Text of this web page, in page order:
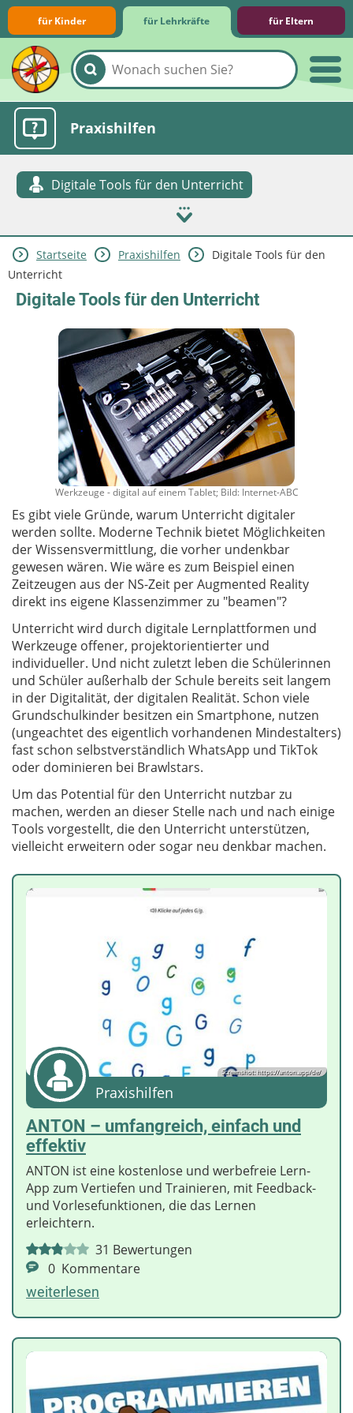
für Kinder für Lehrkräfte für Eltern
Lernmodule
Unterrichts­materialien
Internet-ABC-Schule
Praxishilfen
Digitale Tools für den Unterricht
Aktuelles
Startseite Praxishilfen
Digitale Tools für den
Unterricht
Digitale Tools für den Unterricht
Werkzeuge - digital auf einem Tablet; Bild: Internet-ABC
Es gibt viele Gründe, warum Unterricht digitaler
werden sollte. Moderne Technik bietet Möglichkeiten
der Wissensvermittlung, die vorher undenkbar
gewesen wären. Wie wäre es zum Beispiel einen
Zeitzeugen aus der NS-Zeit per Augmented Reality
direkt ins eigene Klassenzimmer zu "beamen"?
Unterricht wird durch digitale Lernplattformen und
Werkzeuge offener, projektorientierter und
individueller. Und nicht zuletzt leben die Schülerinnen
und Schüler außerhalb der Schule bereits seit langem
in der Digitalität, der digitalen Realität. Schon viele
Grundschulkinder besitzen ein Smartphone, nutzen
(ungeachtet des eigentlich vorhandenen Mindestalters)
fast schon selbstverständlich WhatsApp und TikTok
oder dominieren bei Brawlstars.
Um das Potential für den Unterricht nutzbar zu
machen, werden an dieser Stelle nach und nach einige
Tools vorgestellt, die den Unterricht unterstützen,
vielleicht erweitern oder sogar neu denkbar machen.
Screenshot: https://anton.app/de/
Praxishilfen
ANTON – umfangreich, einfach und
effektiv
ANTON ist eine kostenlose und werbefreie Lern-
App zum Vertiefen und Trainieren, mit Feedback-
und Vorlesefunktionen, die das Lernen
erleichtern.
31 Bewertungen
0 Kommentare
weiterlesen